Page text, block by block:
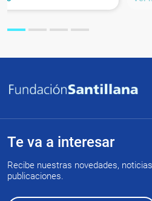
Te va a interesar
Recibe nuestras novedades,
publicaciones.